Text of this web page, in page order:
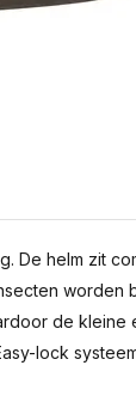
De helm zit
worden
de kleine
lock